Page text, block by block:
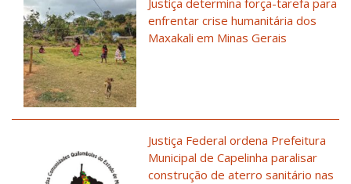
enfrentar crise humanitária dos
Maxakali em Minas Gerais
Justiça Federal ordena Prefeitura
Municipal de Capelinha paralisar
construção de aterro sanitário nas